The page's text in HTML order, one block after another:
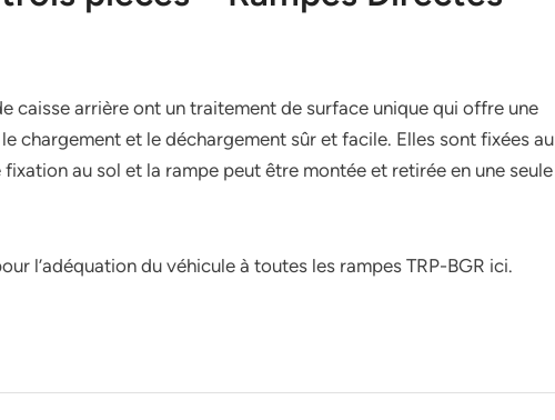
caisse arrière ont un traitement de surface unique qui offre une
chargement et le déchargement sûr et facile. Elles sont fixées au
au sol et la rampe peut être montée et retirée en une seule
l’adéquation du véhicule à toutes les rampes TRP-BGR ici.